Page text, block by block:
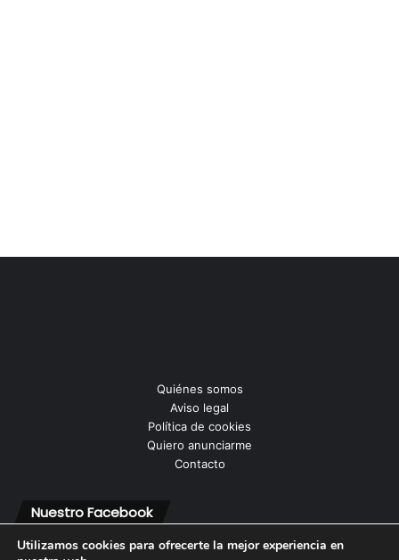
Quiénes somos
Aviso legal
Política de cookies
Quiero anunciarme
Contacto
Nuestro Facebook
Utilizamos cookies para ofrecerte la mejor experiencia en